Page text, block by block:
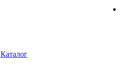
Каталог